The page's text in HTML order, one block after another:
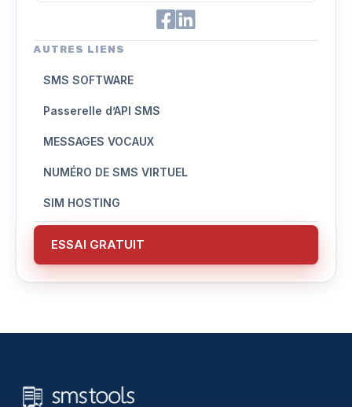
AUTRES LIENS
SMS SOFTWARE
Passerelle d’API SMS
MESSAGES VOCAUX
NUMÉRO DE SMS VIRTUEL
SIM HOSTING
ESSAI GRATUIT